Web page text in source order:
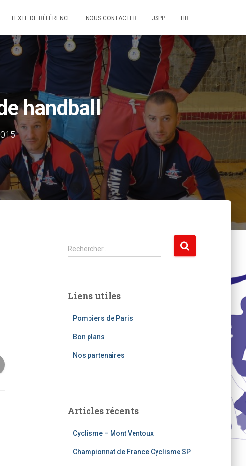
TEXTE DE RÉFÉRENCE NOUS CONTACTER JSPP TIR
handball
R
e
r
Rechercher…
Liens utiles
Pompiers de Paris
Bon plans
Nos partenaires
Articles récents
Cyclisme – Mont Ventoux
Championnat de France Cyclisme SP